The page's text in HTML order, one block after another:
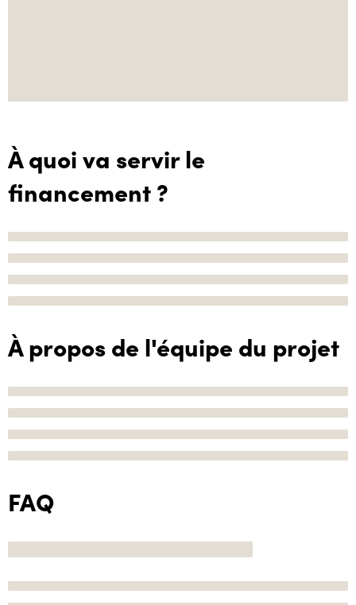
À quoi va servir le
financement ?
À propos de l'équipe du projet
FAQ